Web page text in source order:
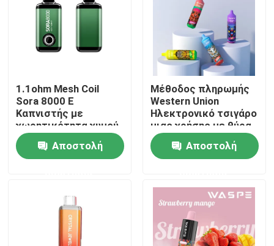
Περίπου εμείς
Γύρος εργοστασίων
Ποιοτικός έλεγχος
Μας ελάτε σε επαφή με
Ειδήσεις
Μίας χρήσης μάνδρα Vape
Μίας χρήσης Vape συσκευή CBD
1.1ohm Mesh Coil
Sora 8000 E
Καπνιστής με
χωρητικότητα χυμού
Αποστολή
Μέθοδος πληρωμής
Western Union
Ηλεκτρονικό τσιγάρο
μιας χρήσης με θύρα
φόρτισης τύπου C
Αποστολή